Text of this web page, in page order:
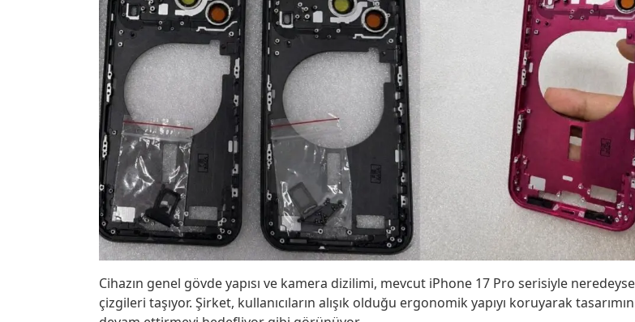
Cihazın genel gövde yapısı ve kamera dizilimi, mevcut iPhone 17 Pro serisiyle neredeyse
çizgileri taşıyor. Şirket, kullanıcıların alışık olduğu ergonomik yapıyı koruyarak tasarımın